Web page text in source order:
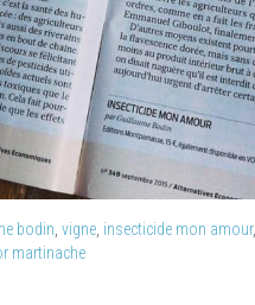
bodin vigne insecticide mon amour,
martinache